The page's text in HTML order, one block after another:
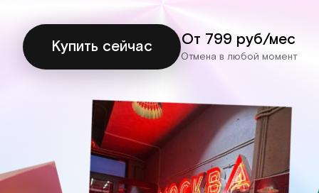
Купить сейчас От 799 руб/мес
Отмена в любой момент